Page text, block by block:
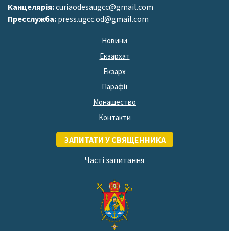
Канцелярія:curiaodesaugcc@gmail.com
Пресслужба: press.ugcc.od@gmail.com
Новини
Екзархат
Екзарх
Парафії
Монашество
Контакти
ЗАПИТАТИ У СВЯЩЕННИКА
Часті запитання